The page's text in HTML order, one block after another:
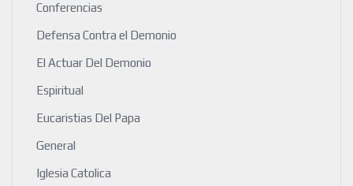
Conferencias
Defensa Contra el Demonio
El Actuar Del Demonio
Espiritual
Eucaristias Del Papa
General
Iglesia Catolica